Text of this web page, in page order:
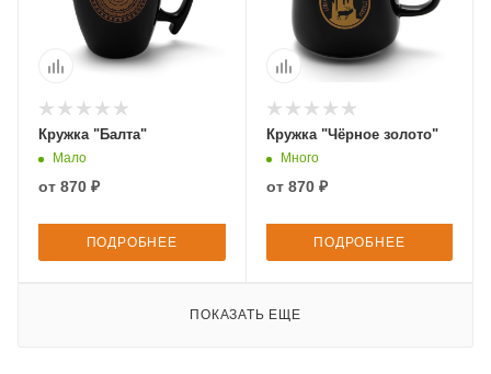
Кружка "Балта"
Мало
от 870 ₽
ПОДРОБНЕЕ
Кружка "Чёрное золото"
Много
от 870 ₽
ПОДРОБНЕЕ
ПОКАЗАТЬ ЕЩЕ